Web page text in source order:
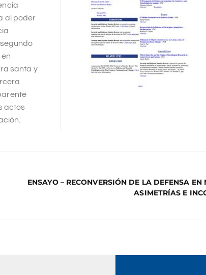
al poder
santa y
actos
ENSAYO – RECONVERSIÓN DE LA DEFENSA
ASIMETRÍAS E